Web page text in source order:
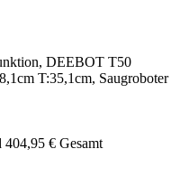
DEEBOT T50
T:35,1cm, Saugroboter
404,95 € Gesamt